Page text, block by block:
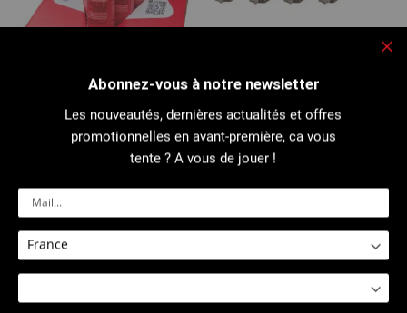
2626 : Présentoir de flacons
Filetfix® III
1245 - 1265 - 1275 : Jeu de
peignes
Abonnez-vous à notre newsletter
Les nouveautés, dernières actualités et offres
promotionnelles en avant-première, ca vous
tente ? A vous de jouer !